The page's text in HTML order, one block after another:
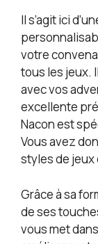
Il s’agit ici
votre
tous les jeux.
avec vos
excellente
Nacon est
Vous avez
styles de jeux
Grâce à sa
de ses
vous met